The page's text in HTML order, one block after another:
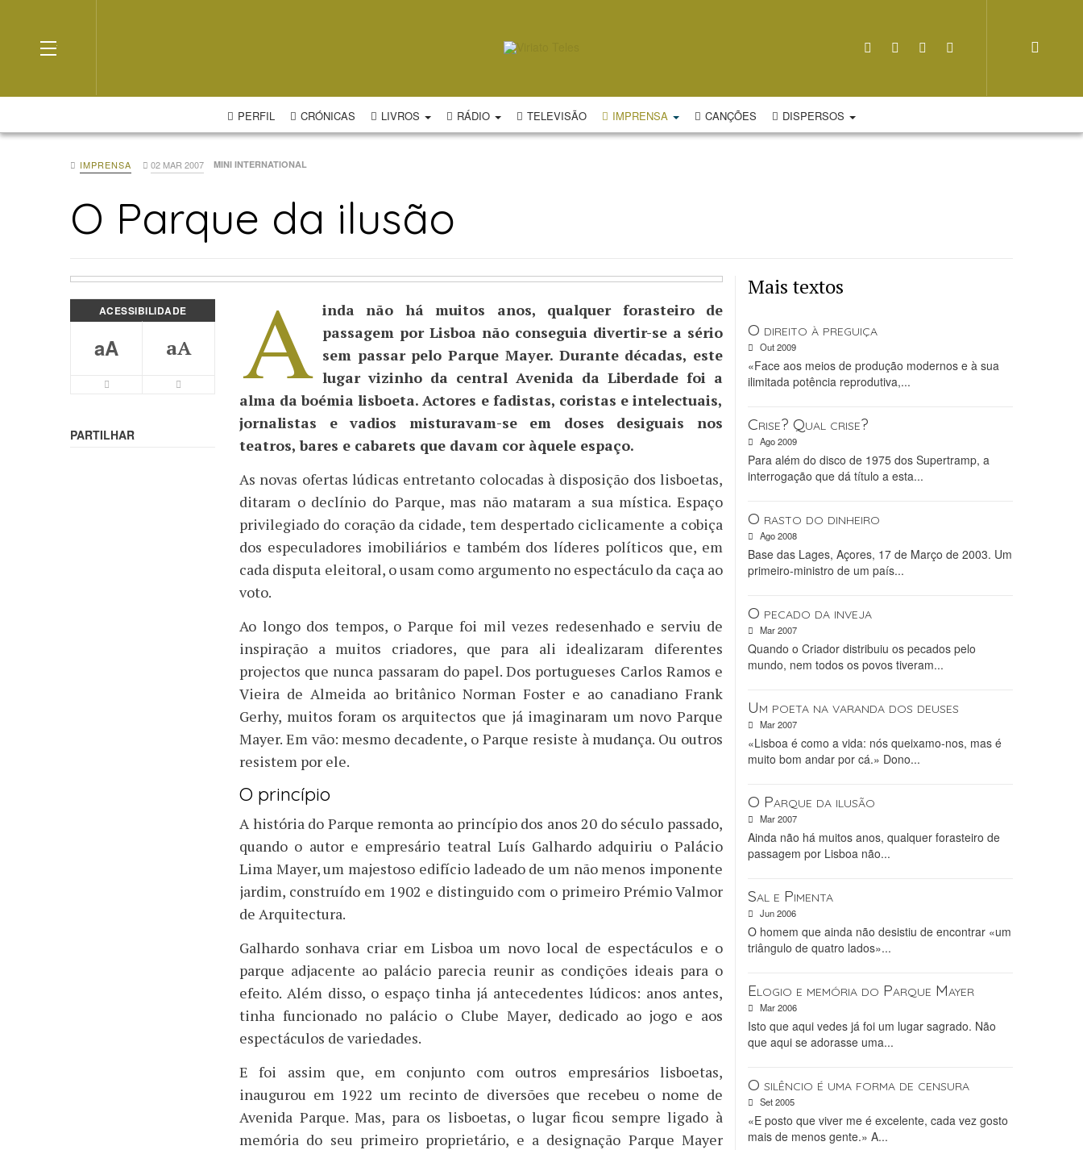
OFF CANVAS
PERFIL CRÓNICAS LIVROS RÁDIO TELEVISÃO IMPRENSA CANÇÕES DISPERSOS
IMPRENSA 02 MAR 2007 MINI INTERNATIONAL
O Parque da ilusão
ACESSIBILIDADE
aA aA
PARTILHAR
A inda não há muitos anos, qualquer forasteiro de
passagem por Lisboa não conseguia divertir-se a sério
sem passar pelo Parque Mayer. Durante décadas, este
lugar vizinho da central Avenida da Liberdade foi a
alma da boémia lisboeta. Actores e fadistas, coristas e intelectuais,
jornalistas e vadios misturavam-se em doses desiguais nos
teatros, bares e cabarets que davam cor àquele espaço.
As novas ofertas lúdicas entretanto colocadas à disposição dos lisboetas,
ditaram o declínio do Parque, mas não mataram a sua mística. Espaço
privilegiado do coração da cidade, tem despertado ciclicamente a cobiça
dos especuladores imobiliários e também dos líderes políticos que, em
cada disputa eleitoral, o usam como argumento no espectáculo da caça ao
voto.
Ao longo dos tempos, o Parque foi mil vezes redesenhado e serviu de
inspiração a muitos criadores, que para ali idealizaram diferentes
projectos que nunca passaram do papel. Dos portugueses Carlos Ramos e
Vieira de Almeida ao britânico Norman Foster e ao canadiano Frank
Gerhy, muitos foram os arquitectos que já imaginaram um novo Parque
Mayer. Em vão: mesmo decadente, o Parque resiste à mudança. Ou outros
resistem por ele.
O princípio
A história do Parque remonta ao princípio dos anos 20 do século passado,
quando o autor e empresário teatral Luís Galhardo adquiriu o Palácio
Lima Mayer, um majestoso edifício ladeado de um não menos imponente
jardim, construído em 1902 e distinguido com o primeiro Prémio Valmor
de Arquitectura.
Galhardo sonhava criar em Lisboa um novo local de espectáculos e o
parque adjacente ao palácio parecia reunir as condições ideais para o
efeito. Além disso, o espaço tinha já antecedentes lúdicos: anos antes,
tinha funcionado no palácio o Clube Mayer, dedicado ao jogo e aos
espectáculos de variedades.
E foi assim que, em conjunto com outros empresários lisboetas,
inaugurou em 1922 um recinto de diversões que recebeu o nome de
Avenida Parque. Mas, para os lisboetas, o lugar ficou sempre ligado à
memória do seu primeiro proprietário, e a designação Parque Mayer
Mais textos
O direito à preguiça
Out 2009
«Face aos meios de produção modernos e à sua
ilimitada potência reprodutiva,...
Crise? Qual crise?
Ago 2009
Para além do disco de 1975 dos Supertramp, a
interrogação que dá título a esta...
O rasto do dinheiro
Ago 2008
Base das Lages, Açores, 17 de Março de 2003. Um
primeiro-ministro de um país...
O pecado da inveja
Mar 2007
Quando o Criador distribuiu os pecados pelo
mundo, nem todos os povos tiveram...
Um poeta na varanda dos deuses
Mar 2007
«Lisboa é como a vida: nós queixamo-nos, mas é
muito bom andar por cá.» Dono...
O Parque da ilusão
Mar 2007
Ainda não há muitos anos, qualquer forasteiro de
passagem por Lisboa não...
Sal e Pimenta
Jun 2006
O homem que ainda não desistiu de encontrar «um
triângulo de quatro lados»...
Elogio e memória do Parque Mayer
Mar 2006
Isto que aqui vedes já foi um lugar sagrado. Não
que aqui se adorasse uma...
O silêncio é uma forma de censura
Set 2005
«E posto que viver me é excelente, cada vez gosto
mais de menos gente.» A...